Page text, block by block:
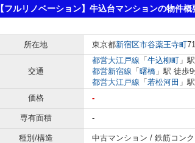
【フルリノベーション】牛込台マンションの物件概
所在地
東京都新宿区市谷薬王寺町
交通
都営大江戸線 「 牛込柳町 」
都営新宿線 「 曙橋 」駅 徒歩
都営大江戸線 「 若松河田 」
価格
-
専有面積 -
種別/構造 中古マンション / 鉄筋コンク